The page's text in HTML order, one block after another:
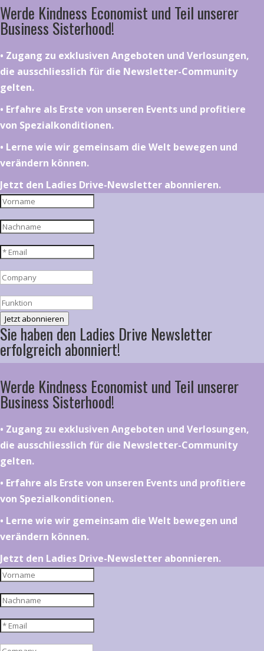
Werde Kindness Economist und Teil unserer
Business Sisterhood!
•⁠ ⁠⁠Zugang zu exklusiven Angeboten und Verlosungen,
die ausschliesslich für die Newsletter-Community
gelten.
•⁠ ⁠⁠Erfahre als Erste von unseren Events und profitiere
von Spezialkonditionen.
•⁠ ⁠⁠Lerne wie wir gemeinsam die Welt bewegen und
verändern können.
Jetzt den Ladies Drive-Newsletter abonnieren.
Jetzt abonnieren
Sie haben den Ladies Drive Newsletter
erfolgreich abonniert!
Werde Kindness Economist und Teil unserer
Business Sisterhood!
•⁠ ⁠⁠Zugang zu exklusiven Angeboten und Verlosungen,
die ausschliesslich für die Newsletter-Community
gelten.
•⁠ ⁠⁠Erfahre als Erste von unseren Events und profitiere
von Spezialkonditionen.
•⁠ ⁠⁠Lerne wie wir gemeinsam die Welt bewegen und
verändern können.
Jetzt den Ladies Drive-Newsletter abonnieren.